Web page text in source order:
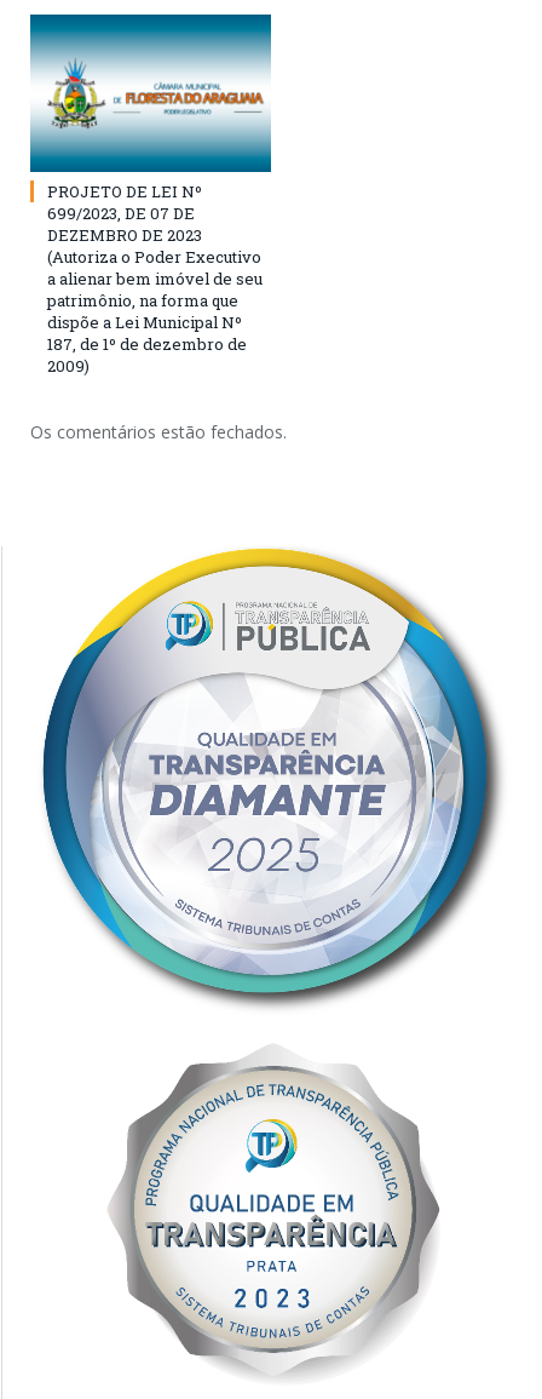
PROJETO DE LEI Nº
699/2023, DE 07 DE
DEZEMBRO DE 2023
(Autoriza o Poder Executivo
a alienar bem imóvel de seu
patrimônio, na forma que
dispõe a Lei Municipal Nº
187, de 1º de dezembro de
2009)
Os comentários estão fechados.